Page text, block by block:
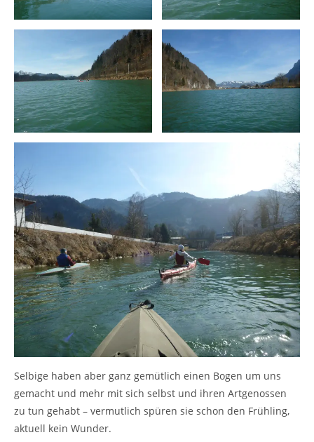
Selbige haben aber ganz gemütlich einen Bogen um uns
gemacht und mehr mit sich selbst und ihren Artgenossen
zu tun gehabt – vermutlich spüren sie schon den Frühling,
aktuell kein Wunder.